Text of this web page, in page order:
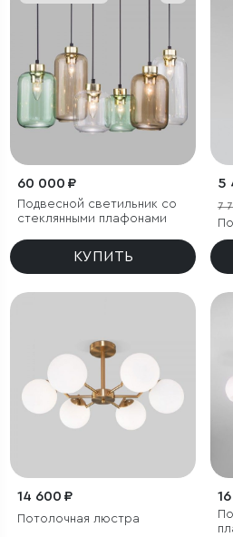
60 000 ₽
Подвесной светильник со
стеклянными плафонами
КУПИТЬ
5
7
14 600 ₽
Потолочная люстра